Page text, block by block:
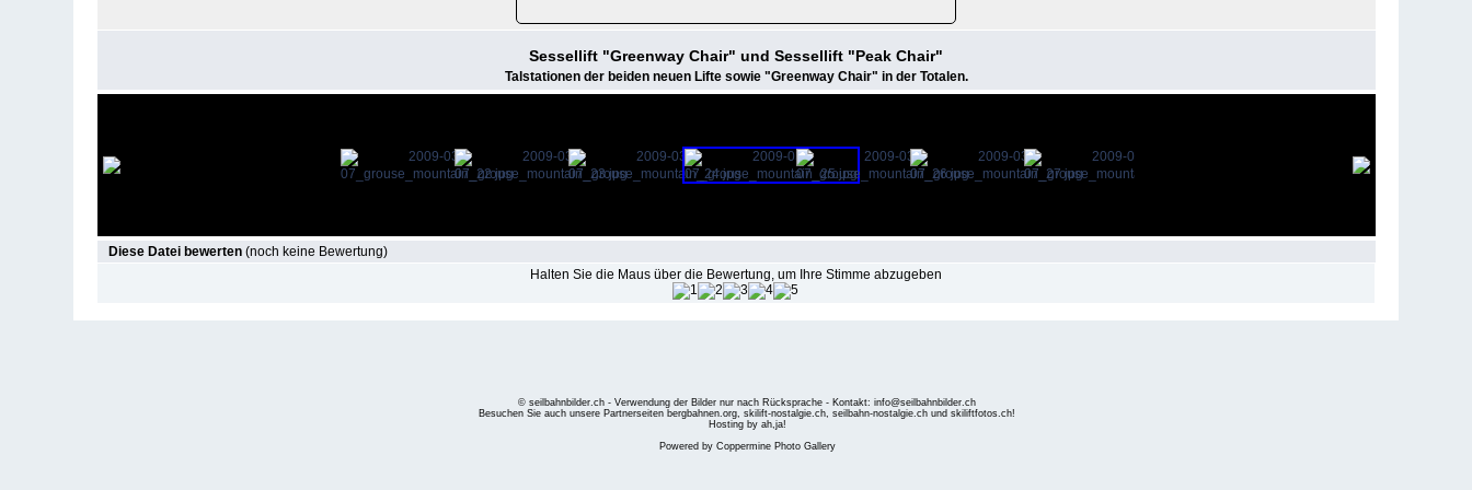
Sessellift "Greenway Chair" und Sessellift "Peak Chair"
Talstationen der beiden neuen Lifte sowie "Greenway Chair" in der Totalen.
Diese Datei bewerten(noch keine Bewertung)
Halten Sie die Maus über die Bewertung, um Ihre Stimme abzugeben
© seilbahnbilder.ch - Verwendung der Bilder nur nach Rücksprache - Kontakt: info@seilbahnbilder.ch
Besuchen Sie auch unsere Partnerseiten bergbahnen.org, skilift-nostalgie.ch, seilbahn-nostalgie.ch und skiliftfotos.ch!
Hosting by ah,ja!
Powered by Coppermine Photo Gallery